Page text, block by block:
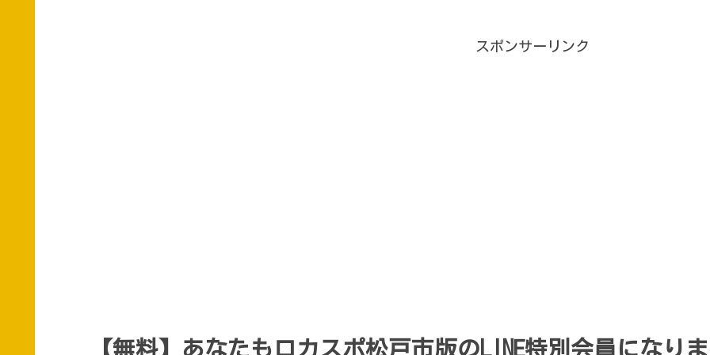
スポンサーリンク
【無料】あなたもロカスポ松戸市版のLINE特別会員になり